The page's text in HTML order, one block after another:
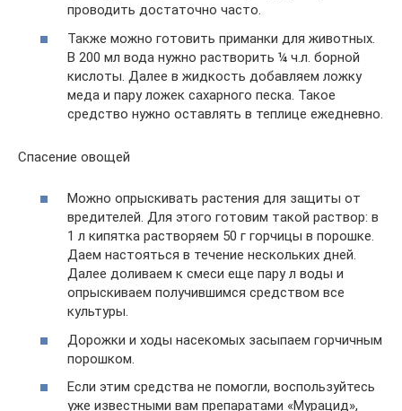
проводить достаточно часто.
Также можно готовить приманки для животных.
В 200 мл вода нужно растворить ¼ ч.л. борной
кислоты. Далее в жидкость добавляем ложку
меда и пару ложек сахарного песка. Такое
средство нужно оставлять в теплице ежедневно.
Спасение овощей
Можно опрыскивать растения для защиты от
вредителей. Для этого готовим такой раствор: в
1 л кипятка растворяем 50 г горчицы в порошке.
Даем настояться в течение нескольких дней.
Далее доливаем к смеси еще пару л воды и
опрыскиваем получившимся средством все
культуры.
Дорожки и ходы насекомых засыпаем горчичным
порошком.
Если этим средства не помогли, воспользуйтесь
уже известными вам препаратами «Мурацид»,